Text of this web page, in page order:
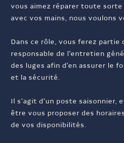
vous aimez réparer toute
avec vos mains, nous voulons
Dans ce rôle, vous ferez partie
responsable de l'entretien
des luges afin d'en assurer le
et la sécurité.
Il s'agit d'un poste saisonnier,
être vous proposer des
de vos disponibilités.